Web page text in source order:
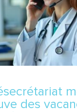
des
DEVIS